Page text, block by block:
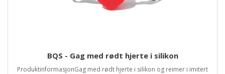
BQS - Gag med rødt hjerte i silikon
ProduktinformasjonGag med rødt hjerte i silikon og reimer i imitert